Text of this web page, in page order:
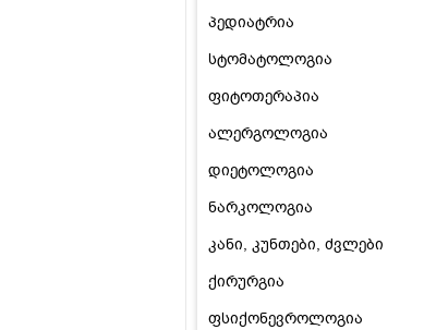
პედიატრია
სტომატოლოგია
ფიტოთერაპია
ალერგოლოგია
დიეტოლოგია
ნარკოლოგია
კანი, კუნთები, ძვლები
ქირურგია
ფსიქონევროლოგია